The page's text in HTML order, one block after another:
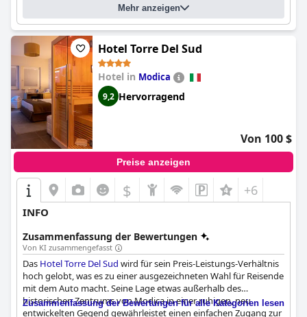
Mehr anzeigen
Hotel Torre Del Sud
Hotel in Modica
9,2 Hervorragend
Von 100 $
Preise anzeigen
$ +6
INFO
Zusammenfassung der Bewertungen
Von KI zusammengefasst
Das Hotel Torre Del Sud wird für sein Preis-Leistungs-Verhältnis
hoch gelobt, was es zu einer ausgezeichneten Wahl für Reisende
mit dem Auto macht. Seine Lage etwas außerhalb des
historischen Zentrums von Modica in einer ruhigen, neu
entwickelten Gegend gewährleistet einen einfachen Zugang zur
Zusammenfassung der Bewertungen für alle Kategorien lesen